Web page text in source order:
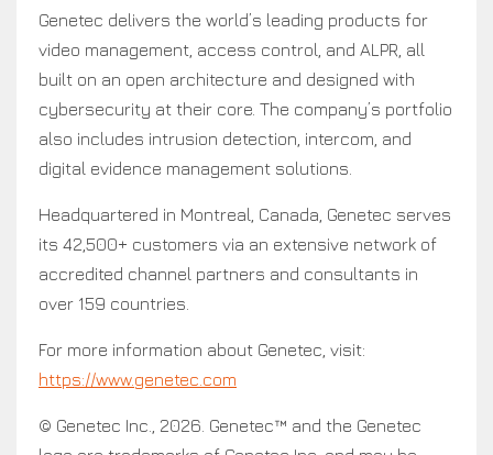
Genetec delivers the world’s leading products for
video management, access control, and ALPR, all
built on an open architecture and designed with
cybersecurity at their core. The company’s portfolio
also includes intrusion detection, intercom, and
digital evidence management solutions.
Headquartered in Montreal, Canada, Genetec serves
its 42,500+ customers via an extensive network of
accredited channel partners and consultants in
over 159 countries.
For more information about Genetec, visit:
https://www.genetec.com
© Genetec Inc., 2026. Genetec™ and the Genetec